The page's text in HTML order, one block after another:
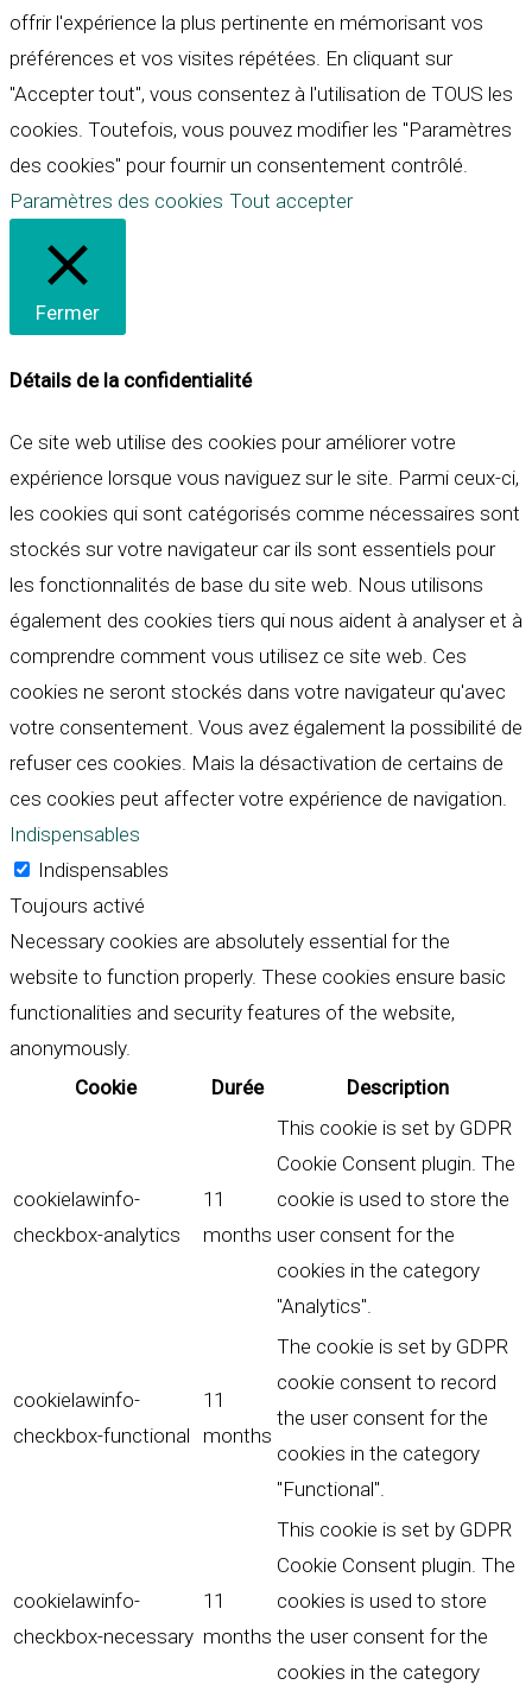
offrir l'expérience la plus pertinente en mémorisant vos
préférences et vos visites répétées. En cliquant sur
"Accepter tout", vous consentez à l'utilisation de TOUS les
cookies. Toutefois, vous pouvez modifier les "Paramètres
des cookies" pour fournir un consentement contrôlé.
Paramètres des cookies Tout accepter
Fermer
Détails de la confidentialité
Ce site web utilise des cookies pour améliorer votre
expérience lorsque vous naviguez sur le site. Parmi ceux-ci,
les cookies qui sont catégorisés comme nécessaires sont
stockés sur votre navigateur car ils sont essentiels pour
les fonctionnalités de base du site web. Nous utilisons
également des cookies tiers qui nous aident à analyser et à
comprendre comment vous utilisez ce site web. Ces
cookies ne seront stockés dans votre navigateur qu'avec
votre consentement. Vous avez également la possibilité de
refuser ces cookies. Mais la désactivation de certains de
ces cookies peut affecter votre expérience de navigation.
Indispensables
Indispensables
Toujours activé
Necessary cookies are absolutely essential for the
website to function properly. These cookies ensure basic
functionalities and security features of the website,
anonymously.
Cookie
Durée Description
cookielawinfo-
checkbox-analytics
11
months
This cookie is set by GDPR
Cookie Consent plugin. The
cookie is used to store the
user consent for the
cookies in the category
"Analytics".
cookielawinfo-
checkbox-functional
11
months
The cookie is set by GDPR
cookie consent to record
the user consent for the
cookies in the category
"Functional".
cookielawinfo-
checkbox-necessary
11
months
This cookie is set by GDPR
Cookie Consent plugin. The
cookies is used to store
the user consent for the
cookies in the category